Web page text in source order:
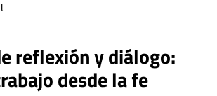
reflexión y diálogo:
desde la fe